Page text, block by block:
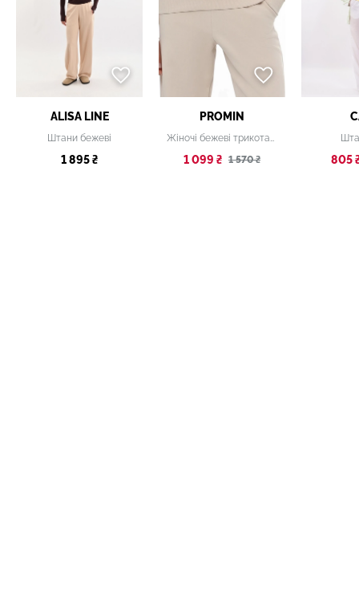
ALISA LINE
Штани бежеві
1 895 ₴
PROMIN
Жіночі бежеві трикотажні штани
1 099 ₴ 1 570 ₴ 805